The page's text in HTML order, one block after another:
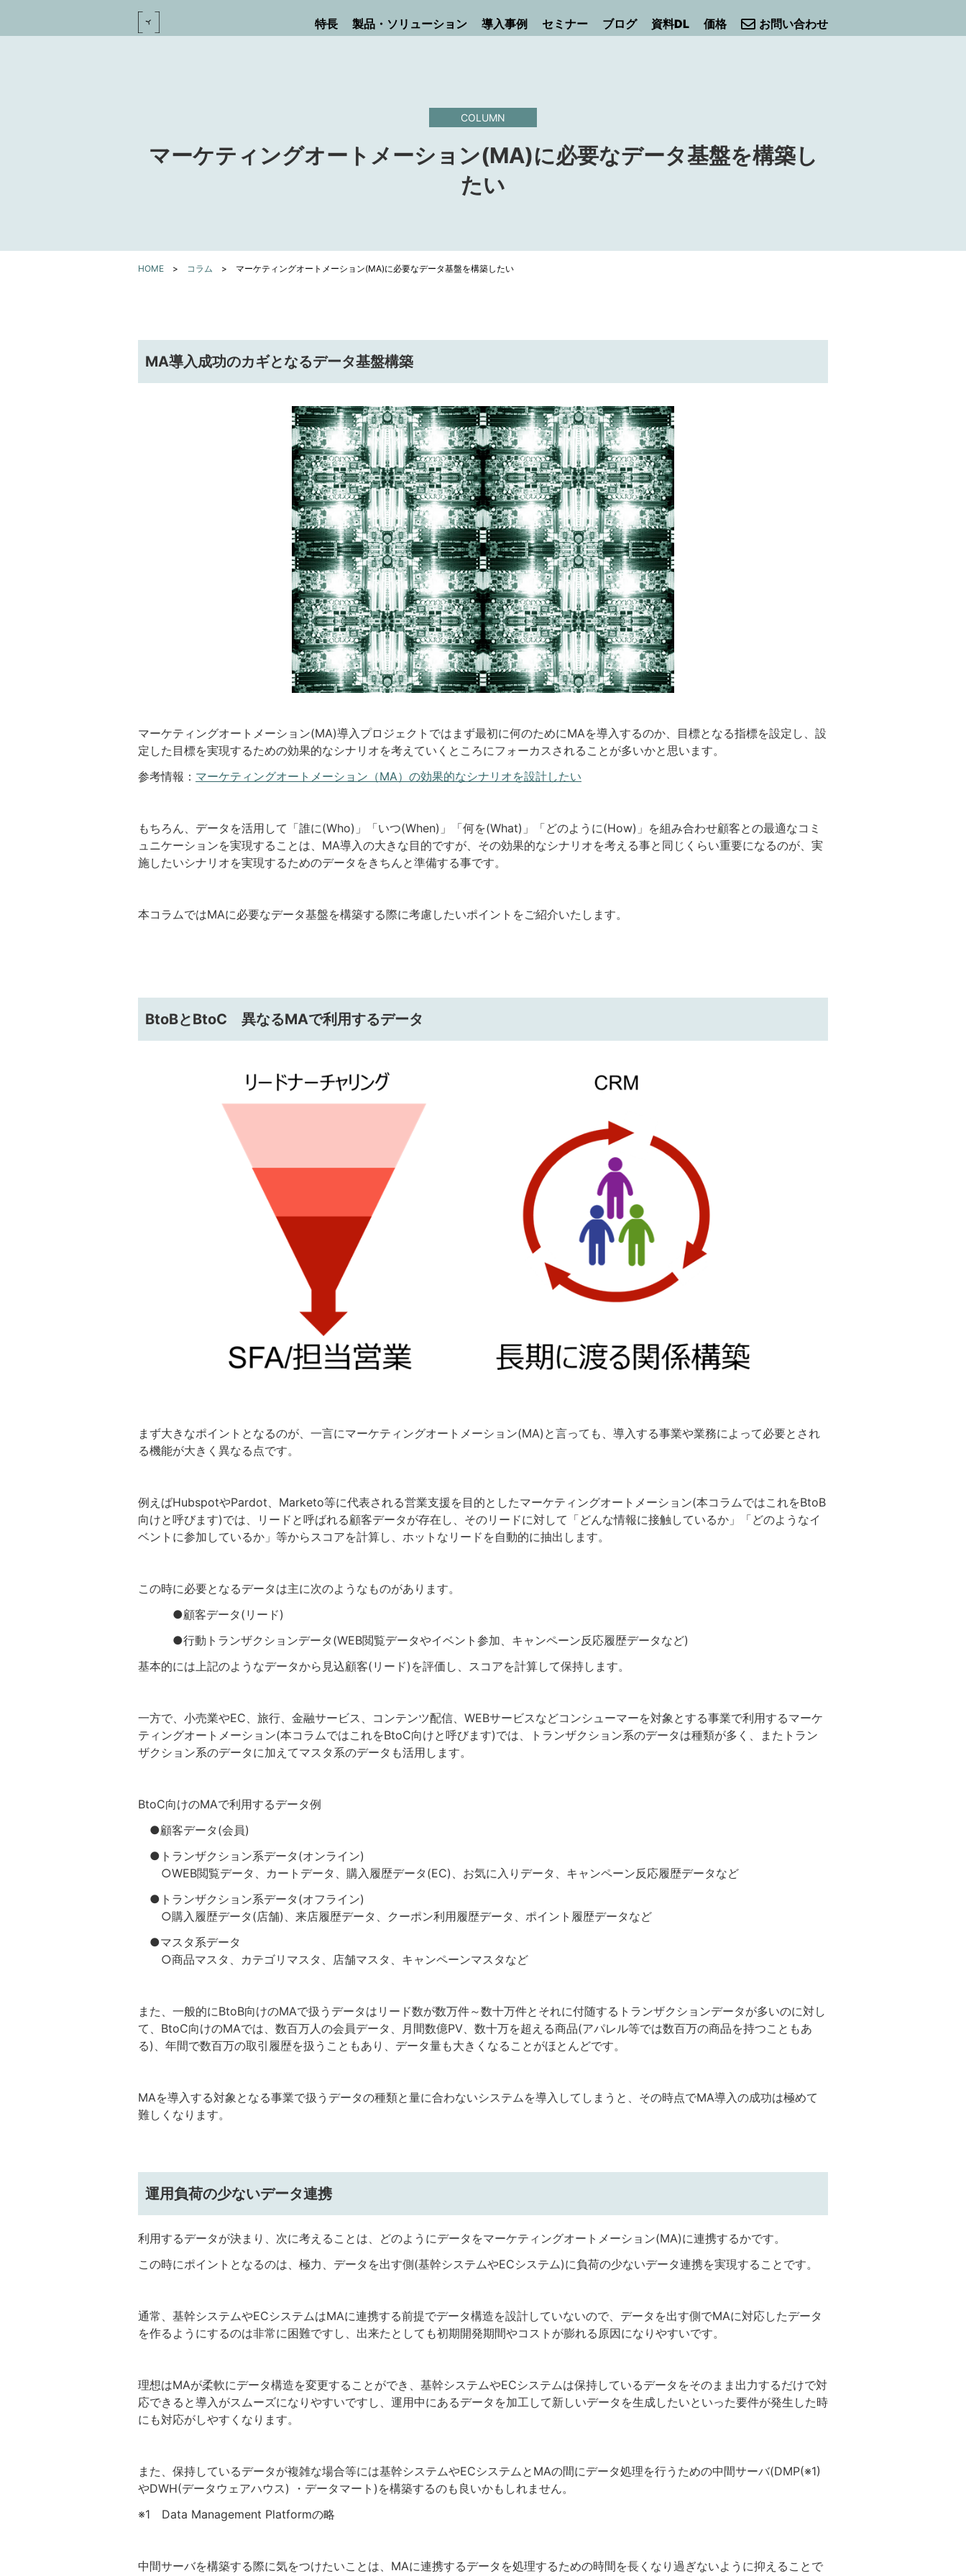
特長 製品・ソリューション 導入事例 セミナー ブログ 資料DL 価格 お問い合わせ
COLUMN
マーケティングオートメーション(MA)に必要なデータ基盤を構築し
たい
HOME > コラム > マーケティングオートメーション(MA)に必要なデータ基盤を構築したい
MA導入成功のカギとなるデータ基盤構築
マーケティングオートメーション(MA)導入プロジェクトではまず最初に何のためにMAを導入するのか、目標となる指標を設定し、設
定した目標を実現するための効果的なシナリオを考えていくところにフォーカスされることが多いかと思います。
参考情報： マーケティングオートメーション（MA）の効果的なシナリオを設計したい
もちろん、データを活用して「誰に(Who)」「いつ(When)」「何を(What)」「どのように(How)」を組み合わせ顧客との最適なコミ
ュニケーションを実現することは、MA導入の大きな目的ですが、その効果的なシナリオを考える事と同じくらい重要になるのが、実
施したいシナリオを実現するためのデータをきちんと準備する事です。
本コラムではMAに必要なデータ基盤を構築する際に考慮したいポイントをご紹介いたします。
BtoBとBtoC 異なるMAで利用するデータ
まず大きなポイントとなるのが、一言にマーケティングオートメーション(MA)と言っても、導入する事業や業務によって必要とされ
る機能が大きく異なる点です。
例えばHubspotやPardot、Marketo等に代表される営業支援を目的としたマーケティングオートメーション(本コラムではこれをBtoB
向けと呼びます)では、リードと呼ばれる顧客データが存在し、そのリードに対して「どんな情報に接触しているか」「どのようなイ
ベントに参加しているか」等からスコアを計算し、ホットなリードを自動的に抽出します。
この時に必要となるデータは主に次のようなものがあります。
●顧客データ(リード)
●行動トランザクションデータ(WEB閲覧データやイベント参加、キャンペーン反応履歴データなど)
基本的には上記のようなデータから見込顧客(リード)を評価し、スコアを計算して保持します。
一方で、小売業やEC、旅行、金融サービス、コンテンツ配信、WEBサービスなどコンシューマーを対象とする事業で利用するマーケ
ティングオートメーション(本コラムではこれをBtoC向けと呼びます)では、トランザクション系のデータは種類が多く、またトラン
ザクション系のデータに加えてマスタ系のデータも活用します。
BtoC向けのMAで利用するデータ例
●顧客データ(会員)
●トランザクション系データ(オンライン)
○WEB閲覧データ、カートデータ、購入履歴データ(EC)、お気に入りデータ、キャンペーン反応履歴データなど
●トランザクション系データ(オフライン)
○購入履歴データ(店舗)、来店履歴データ、クーポン利用履歴データ、ポイント履歴データなど
●マスタ系データ
○商品マスタ、カテゴリマスタ、店舗マスタ、キャンペーンマスタなど
また、一般的にBtoB向けのMAで扱うデータはリード数が数万件～数十万件とそれに付随するトランザクションデータが多いのに対し
て、BtoC向けのMAでは、数百万人の会員データ、月間数億PV、数十万を超える商品(アパレル等では数百万の商品を持つこともあ
る)、年間で数百万の取引履歴を扱うこともあり、データ量も大きくなることがほとんどです。
MAを導入する対象となる事業で扱うデータの種類と量に合わないシステムを導入してしまうと、その時点でMA導入の成功は極めて
難しくなります。
運用負荷の少ないデータ連携
利用するデータが決まり、次に考えることは、どのようにデータをマーケティングオートメーション(MA)に連携するかです。
この時にポイントとなるのは、極力、データを出す側(基幹システムやECシステム)に負荷の少ないデータ連携を実現することです。
通常、基幹システムやECシステムはMAに連携する前提でデータ構造を設計していないので、データを出す側でMAに対応したデータ
を作るようにするのは非常に困難ですし、出来たとしても初期開発期間やコストが膨れる原因になりやすいです。
理想はMAが柔軟にデータ構造を変更することができ、基幹システムやECシステムは保持しているデータをそのまま出力するだけで対
応できると導入がスムーズになりやすいですし、運用中にあるデータを加工して新しいデータを生成したいといった要件が発生した時
にも対応がしやすくなります。
また、保持しているデータが複雑な場合等には基幹システムやECシステムとMAの間にデータ処理を行うための中間サーバ(DMP(※1)
やDWH(データウェアハウス) ・データマート)を構築するのも良いかもしれません。
※1 Data Management Platformの略
中間サーバを構築する際に気をつけたいことは、MAに連携するデータを処理するための時間を長くなり過ぎないように抑えることで